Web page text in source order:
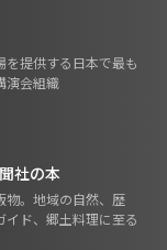
を提供する日本で最も
演会組織
社の本
物。地域の自然、歴
イド、郷土料理に至る